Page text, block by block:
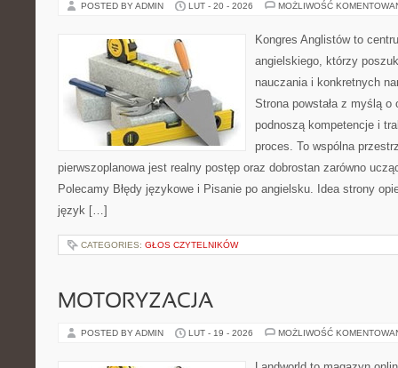
POSTED BY ADMIN LUT - 20 - 2026 MOŻLIWOŚĆ
Kongres Anglistów to
angielskiego, którzy
nauczania i konkretnych
Strona powstała z myślą o
podnoszą kompetencje i
proces. To wspólna
pierwszoplanowa jest realny postęp oraz dobrostan zarówno
Polecamy Błędy językowe i Pisanie po angielsku. Idea strony
język […]
CATEGORIES: GŁOS CZYTELNIKÓW
MOTORYZACJA
POSTED BY ADMIN LUT - 19 - 2026 MOŻLIWOŚĆ